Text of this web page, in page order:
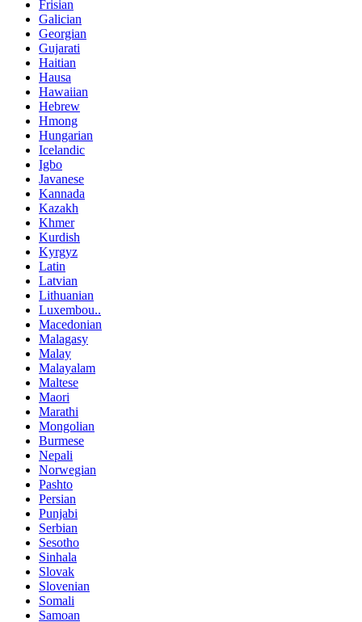
Frisian
Galician
Georgian
Gujarati
Haitian
Hausa
Hawaiian
Hebrew
Hmong
Hungarian
Icelandic
Igbo
Javanese
Kannada
Kazakh
Khmer
Kurdish
Kyrgyz
Latin
Latvian
Lithuanian
Luxembou..
Macedonian
Malagasy
Malay
Malayalam
Maltese
Maori
Marathi
Mongolian
Burmese
Nepali
Norwegian
Pashto
Persian
Punjabi
Serbian
Sesotho
Sinhala
Slovak
Slovenian
Somali
Samoan